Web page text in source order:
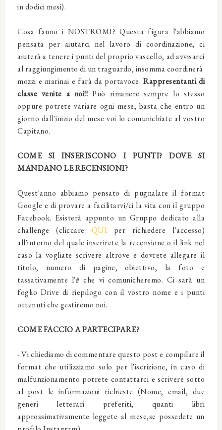
in dodici mesi).
Cosa fanno i NOSTROMI? Questa figura l'abbiamo
pensata per aiutarci nel lavoro di coordinazione, ci
aiuterà a tenere i punti del proprio vascello, ad avvisarci
al raggiungimento di un traguardo, insomma coordinerà
mozzi e marinai e farà da portavoce. Rappresentanti di
classe venite a noi!!Può rimanere sempre lo stesso
oppure potrete variare ogni mese, basta che entro un
giorno dall'inizio del mese voi lo comunichiate al vostro
Capitano.
COME SI INSERISCONO I PUNTI? DOVE SI
MANDANO LE RECENSIONI?
Quest'anno abbiamo pensato di pugnalare il format
Google e di provare a facilitarvi/ci la vita con il gruppo
Facebook. Esisterà appunto un Gruppo dedicato alla
challenge (cliccare QUI per richiedere l'accesso)
all'interno del quale inserirete la recensione o il link nel
caso la vogliate scrivere altrove e dovrete allegare il
titolo, numero di pagine, obiettivo, la foto e
tassativamente l'# che vi comunicheremo. Ci sarà un
foglio Drive di riepilogo con il vostro nome e i punti
ottenuti che gestiremo noi.
COME FACCIO A PARTECIPARE?
- Vi chiediamo di commentare questo post e compilare il
format che utilizziamo solo per l'iscrizione, in caso di
malfunzionamento potrete contattarci e scrivere sotto
al post le informazioni richieste (Nome, email, due
generi letterari preferiti, quanti libri
approssimativamente leggete al mese,se possedete un